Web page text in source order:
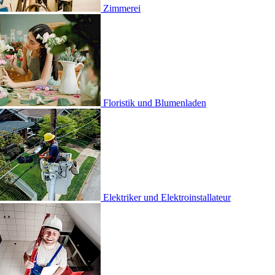
und Blumenladen
und Elektro­installateur